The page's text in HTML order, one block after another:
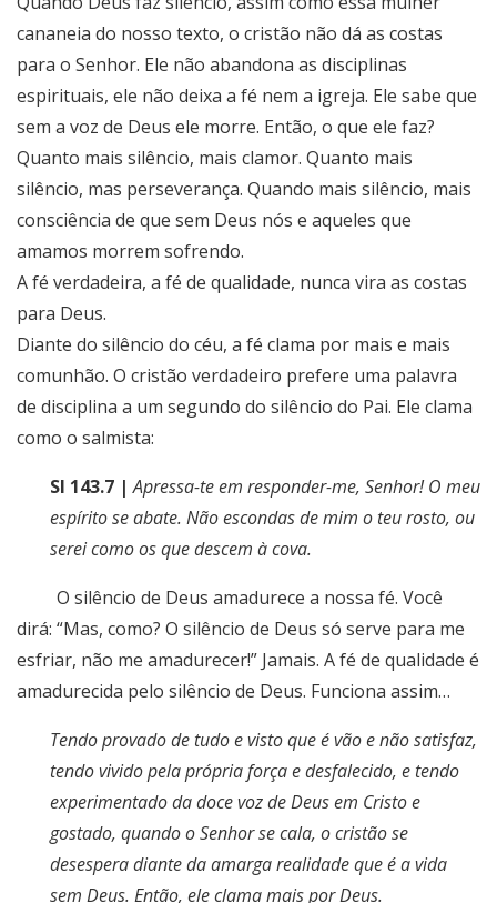
cananeia do nosso texto, o cristão não dá as costas
para o Senhor. Ele não abandona as disciplinas
espirituais, ele não deixa a fé nem a igreja. Ele sabe que
sem a voz de Deus ele morre. Então, o que ele faz?
Quanto mais silêncio, mais clamor. Quanto mais
silêncio, mas perseverança. Quando mais silêncio, mais
consciência de que sem Deus nós e aqueles que
amamos morrem sofrendo.
A fé verdadeira, a fé de qualidade, nunca vira as costas
para Deus.
Diante do silêncio do céu, a fé clama por mais e mais
comunhão. O cristão verdadeiro prefere uma palavra
de disciplina a um segundo do silêncio do Pai. Ele clama
como o salmista:
Sl 143.7 | Apressa-te em responder-me, Senhor! O meu
espírito se abate. Não escondas de mim o teu rosto, ou
serei como os que descem à cova.
O silêncio de Deus amadurece a nossa fé. Você
dirá: “Mas, como? O silêncio de Deus só serve para me
esfriar, não me amadurecer!” Jamais. A fé de qualidade é
amadurecida pelo silêncio de Deus. Funciona assim…
Tendo provado de tudo e visto que é vão e não satisfaz,
tendo vivido pela própria força e desfalecido, e tendo
experimentado da doce voz de Deus em Cristo e
gostado, quando o Senhor se cala, o cristão se
desespera diante da amarga realidade que é a vida
sem Deus. Então, ele clama mais por Deus.